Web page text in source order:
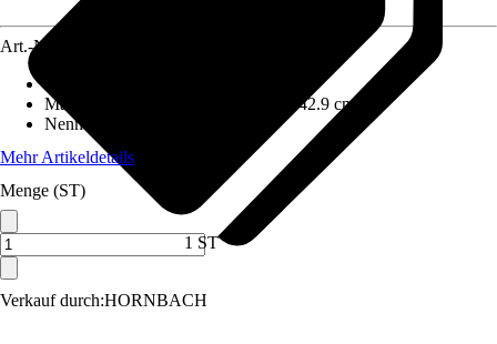
Verkauf durch:HORNBACH
Art.-Nr.
Maße (BxHxT)
51.1 cm x 95 cm x 42.9 cm
Nennwärmeleistung
Mehr Artikeldetails
Menge (ST)
1 ST